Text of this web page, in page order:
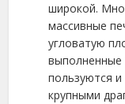
широкой.
массивные
угловатую
выполненные
пользуются
крупными